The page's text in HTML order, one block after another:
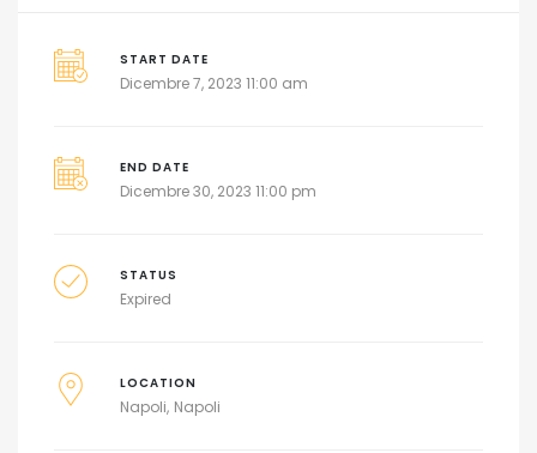
START DATE
Dicembre 7, 2023 11:00 am
END DATE
Dicembre 30, 2023 11:00 pm
STATUS
Expired
LOCATION
Napoli Napoli